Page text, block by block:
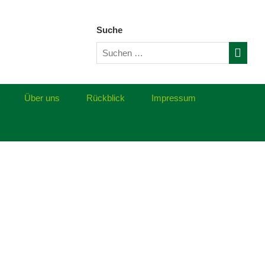
Suche
Über uns Rückblick Impressum